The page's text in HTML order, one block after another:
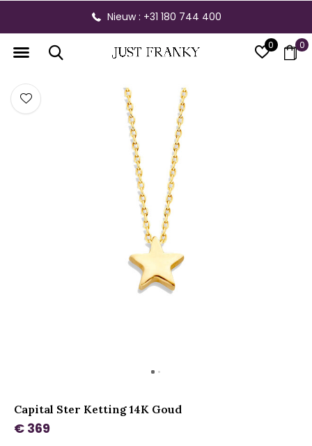
0 0
Nieuw : +31 180 744 400
Capital Ster Ketting 14K Goud
€ 369